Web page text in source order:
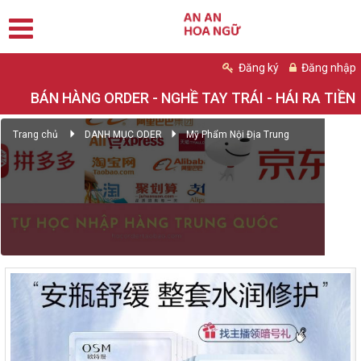
Đăng ký Đăng nhập
BÁN HÀNG ORDER - NGHỀ TAY TRÁI - HÁI RA TIỀN
Trang chủ DANH MỤC ODER Mỹ Phẩm Nội Địa Trung